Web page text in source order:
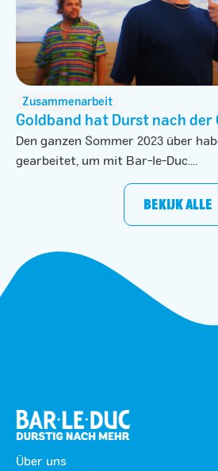
Zusammenarbeit
Goldband hat Durst nach der
Den ganzen Sommer 2023 über
gearbeitet, um mit Bar-le-Duc....
BEKIJK ALLE
Über uns